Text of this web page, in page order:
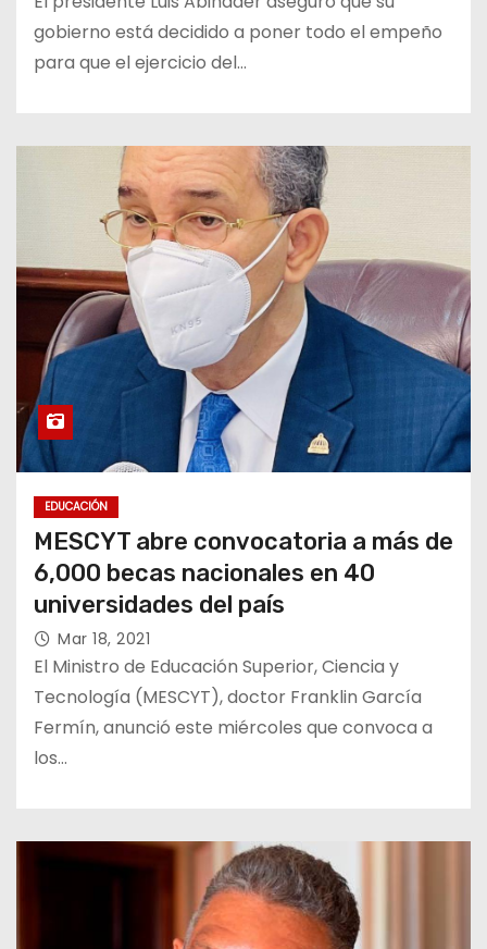
gobierno está decidido a poner todo el empeño
para que el ejercicio del…
EDUCACIÓN
MESCYT abre convocatoria a más de
6,000 becas nacionales en 40
universidades del país
Mar 18, 2021
El Ministro de Educación Superior, Ciencia y
Tecnología (MESCYT), doctor Franklin García
Fermín, anunció este miércoles que convoca a
los…